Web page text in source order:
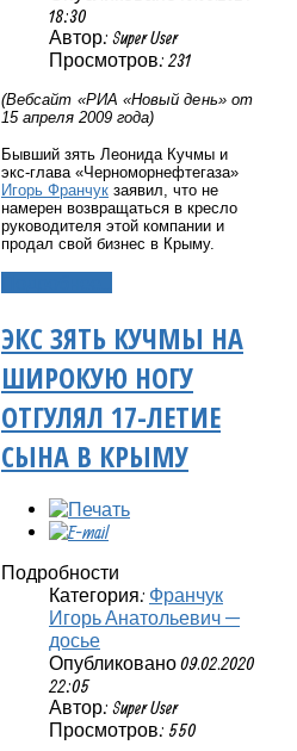
18:30
Автор: Super User
Просмотров: 231
(Вебсайт «РИА «Новый день» от
15 апреля 2009 года)
Бывший зять Леонида Кучмы и
экс-глава «Черноморнефтегаза»
Игорь Франчук заявил, что не
намерен возвращаться в кресло
руководителя этой компании и
продал свой бизнес в Крыму.
ЭКС ЗЯТЬ КУЧМЫ НА
ШИРОКУЮ НОГУ
ОТГУЛЯЛ 17-ЛЕТИЕ
СЫНА В КРЫМУ
Подробности
Категория: Франчук
Игорь Анатольевич —
досье
Опубликовано 09.02.2020
22:05
Автор: Super User
Просмотров: 550